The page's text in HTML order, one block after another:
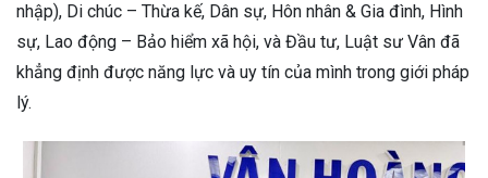
nhập), Di chúc – Thừa kế, Dân sự, Hôn nhân & Gia đình, Hình
sự, Lao động – Bảo hiểm xã hội, và Đầu tư, Luật sư Vân đã
khẳng định được năng lực và uy tín của mình trong giới pháp
lý.